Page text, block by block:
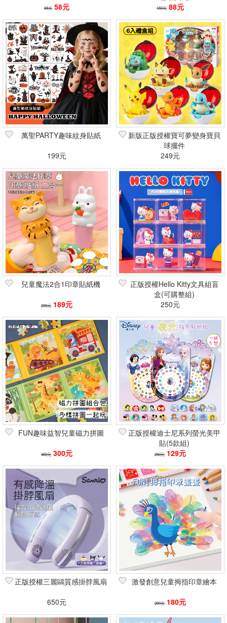
88元 58元 150元 88元
萬聖PARTY趣味紋身貼紙
199元
新版正版授權寶可夢變身寶貝
球擺件
249元
兒童魔法2合1印章貼紙機
299元 189元
正版授權Hello Kitty文具組盲
盒(可購整組)
250元
FUN趣味益智兒童磁力拼圖
450元 300元
正版授權迪士尼系列螢光美甲
貼(5款組)
250元 129元
正版授權三麗鷗質感掛脖風扇
650元
激發創意兒童拇指印章繪本
290元 180元